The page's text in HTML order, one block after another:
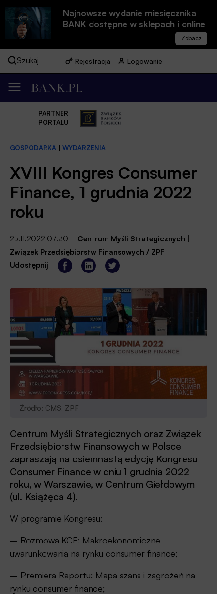
Najnowsze wydanie miesięcznika
BANK dostępne w sklepach i online
Szukaj Rejestracja Logowanie
PARTNER
PORTALU
GOSPODARKA WYDARZENIA
XVIII Kongres Consumer
Finance, 1 grudnia 2022
roku
25.11.2022 07:30 Centrum Myśli Strategicznych
Związek Przedsiębiorstw Finansowych / ZPF
Udostępnij
Źródło: CMS, ZPF
Centrum Myśli Strategicznych oraz Związek
Przedsiębiorstw Finansowych w Polsce
zapraszają na osiemnastą edycję Kongresu
Consumer Finance w dniu 1 grudnia 2022
roku, w Warszawie, w Centrum Giełdowym
(ul. Książęca 4).
W programie Kongresu:
– Rozmowa KCF: Makroekonomiczne
uwarunkowania na rynku consumer finance;
– Premiera Raportu: Mapa szans i zagrożeń na
rynku consumer finance;